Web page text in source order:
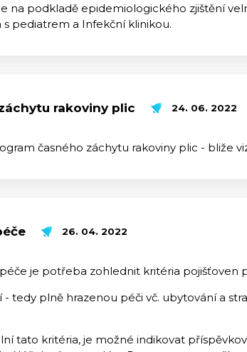
na podkladě epidemiologického zjištění
pediatrem a Infekční klinikou.
rakoviny plic 24. 06. 2022
časného záchytu rakoviny plic - bliže
26. 04. 2022
je potřeba zohlednit kritéria pojišťoven
tedy plně hrazenou péči vč. ubytování a
tato kritéria, je možné indikovat